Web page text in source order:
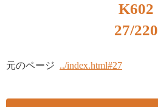
K602
27/220
元のページ ../index.html#27